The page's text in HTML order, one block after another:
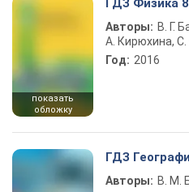
показать
обложку
ГДЗ Физика
Авторы: В. Г.
А. Кирюхина,
Год: 2016
ГДЗ
Авторы: В. М.